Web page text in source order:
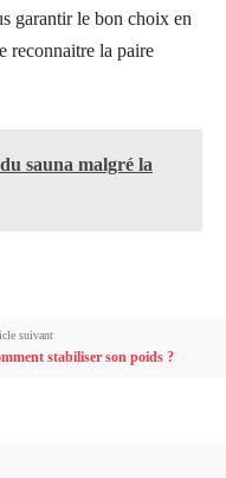
garantir le bon choix en
reconnaitre la paire
sauna malgré la
suivant
stabiliser son poids ?